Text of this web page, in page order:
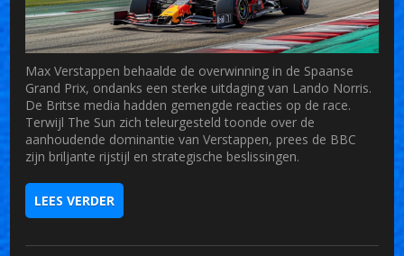
Max Verstappen behaalde de overwinning in de Spaanse
Grand Prix, ondanks een sterke uitdaging van Lando Norris.
De Britse media hadden gemengde reacties op de race.
Terwijl The Sun zich teleurgesteld toonde over de
aanhoudende dominantie van Verstappen, prees de BBC
zijn briljante rijstijl en strategische beslissingen.
LEES VERDER